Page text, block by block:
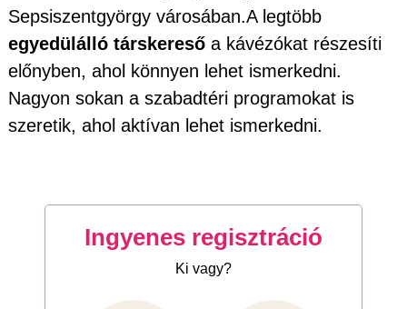
Sepsiszentgyörgy városában.A legtöbb
egyedülálló társkereső a kávézókat részesíti
előnyben, ahol könnyen lehet ismerkedni.
Nagyon sokan a szabadtéri programokat is
szeretik, ahol aktívan lehet ismerkedni.
Ingyenes regisztráció
Ki vagy?